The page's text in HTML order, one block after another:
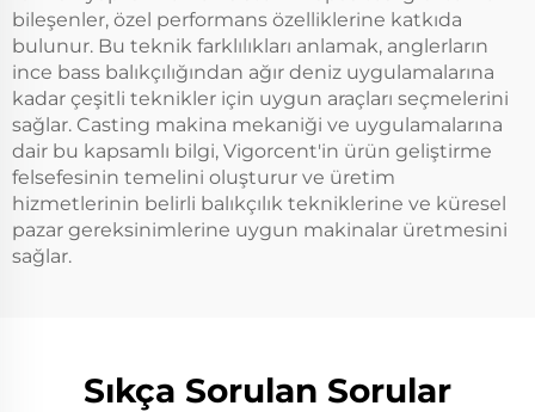
bileşenler, özel performans özelliklerine katkıda
bulunur. Bu teknik farklılıkları anlamak, anglerların
ince bass balıkçılığından ağır deniz uygulamalarına
kadar çeşitli teknikler için uygun araçları seçmelerini
sağlar. Casting makina mekaniği ve uygulamalarına
dair bu kapsamlı bilgi, Vigorcent'in ürün geliştirme
felsefesinin temelini oluşturur ve üretim
hizmetlerinin belirli balıkçılık tekniklerine ve küresel
pazar gereksinimlerine uygun makinalar üretmesini
sağlar.
Sıkça Sorulan Sorular